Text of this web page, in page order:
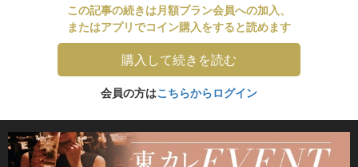
この記事の続きは月額プラン会員への加入、
またはアプリでコイン購入をすると読めます
購入して続きを読む
会員の方はこちらからログイン